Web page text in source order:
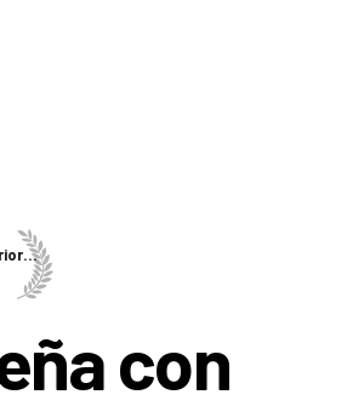
#1 Aplicación de Interiores AI
con